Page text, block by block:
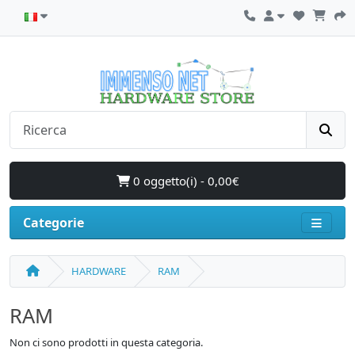
0 oggetto(i) - 0,00€
Categorie
HARDWARE RAM
RAM
Non ci sono prodotti in questa categoria.